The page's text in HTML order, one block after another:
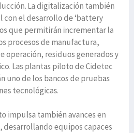
La digitalización también
con el desarrollo de ‘battery
que permitirán incrementar la
procesos de manufactura,
operación, residuos generados y
Las plantas piloto de Cidetec
uno de los bancos de pruebas
tecnológicas.
impulsa también avances en
desarrollando equipos capaces